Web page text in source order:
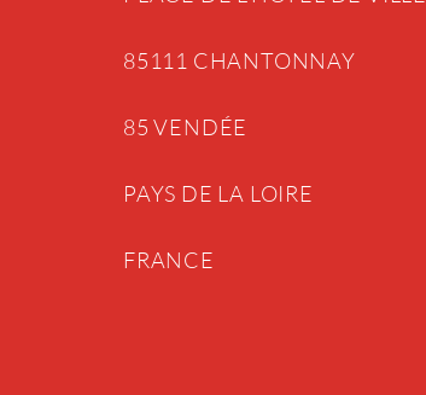
85111 CHANTONNAY
85 VENDÉE
PAYS DE LA LOIRE
FRANCE